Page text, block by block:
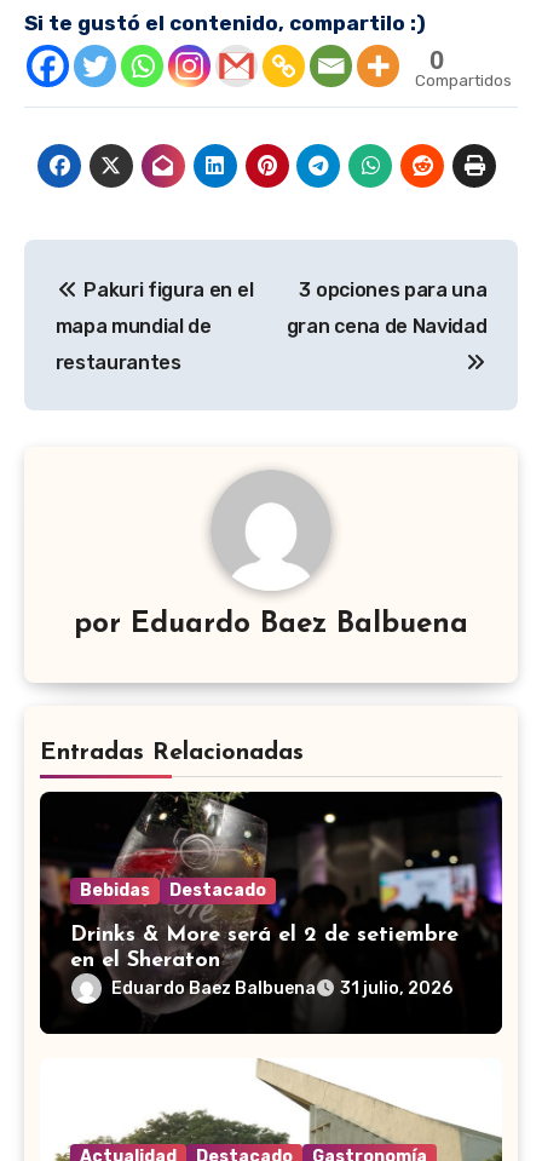
Si te gustó el contenido, compartilo :)
0
Compartidos
de
entradas
Pakuri figura en el
mapa mundial de
restaurantes
3 opciones para una
gran cena de Navidad
por Eduardo Baez Balbuena
Entradas Relacionadas
Bebidas Destacado
Drinks & More será el 2 de setiembre
en el Sheraton
Eduardo Baez Balbuena 31 julio, 2026
Actualidad Destacado Gastronomía